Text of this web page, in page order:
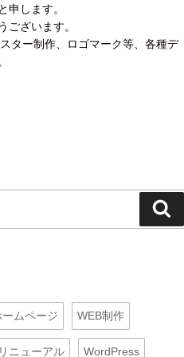
申します。
ございます。
ター制作、ロゴマーク等、各種デ
索
ームページ WEB制作
ニューアル WordPress